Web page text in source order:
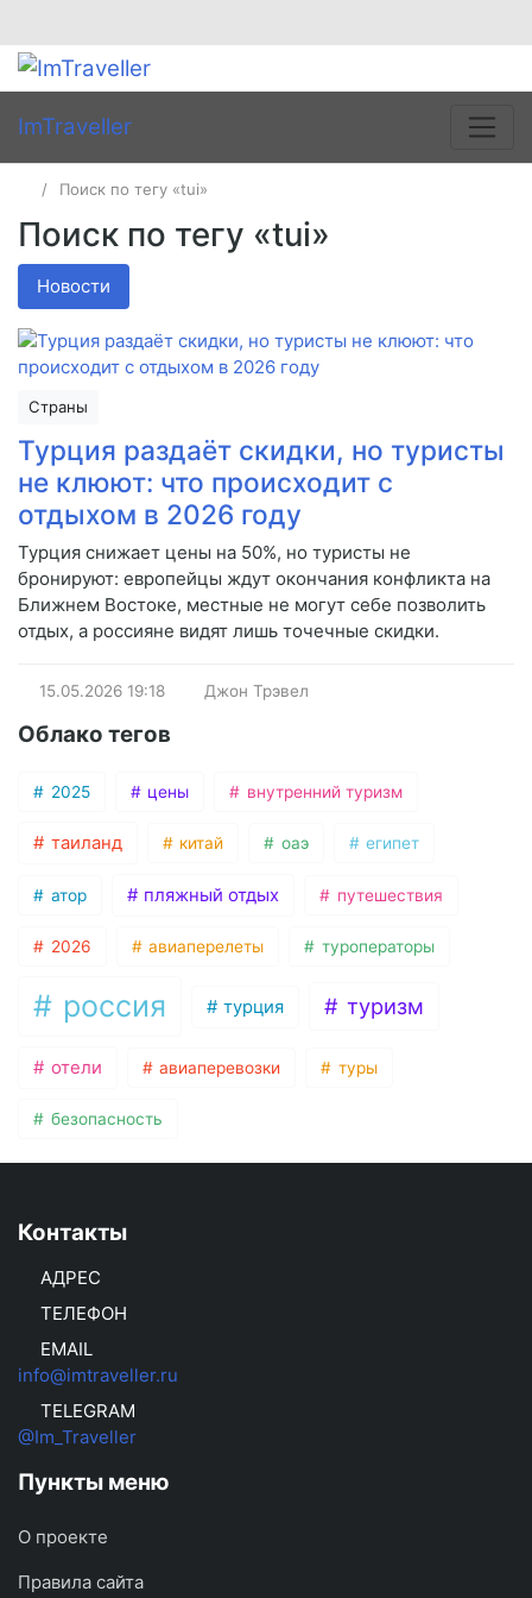
ImTraveller
Поиск по тегу «tui»
Поиск по тегу «tui»
Новости
Страны
Турция раздаёт скидки, но туристы
не клюют: что происходит с
отдыхом в 2026 году
Турция снижает цены на 50%, но туристы не
бронируют: европейцы ждут окончания конфликта на
Ближнем Востоке, местные не могут себе позволить
отдых, а россияне видят лишь точечные скидки.
15.05.2026 19:18 Джон Трэвел
Облако тегов
2025 цены внутренний туризм
таиланд китай оаэ египет
атор пляжный отдых путешествия
2026 авиаперелеты туроператоры
россия турция туризм
отели авиаперевозки туры
безопасность
Контакты
АДРЕС
ТЕЛЕФОН
EMAIL
info@imtraveller.ru
TELEGRAM
@Im_Traveller
Пункты меню
О проекте
Правила сайта